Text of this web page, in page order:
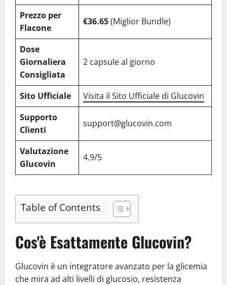
Prezzo per
Flacone
€36.65(Miglior Bundle)
Dose
Giornaliera
Consigliata
2 capsule al giorno
Sito Ufficiale
Visita il Sito Ufficiale di Glucovin
Supporto
Clienti
support@glucovin.com
Valutazione
Glucovin
4.9/5
Table of Contents
Cos'è Esattamente Glucovin?
Glucovin è un integratore avanzato per la glicemia
che mira ad alti livelli di glucosio, resistenza